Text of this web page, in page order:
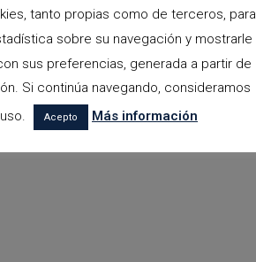
tanto propias como de terceros, para
sobre su navegación y mostrarle
sus preferencias, generada a partir de
Si continúa navegando, consideramos
Acepto Más información